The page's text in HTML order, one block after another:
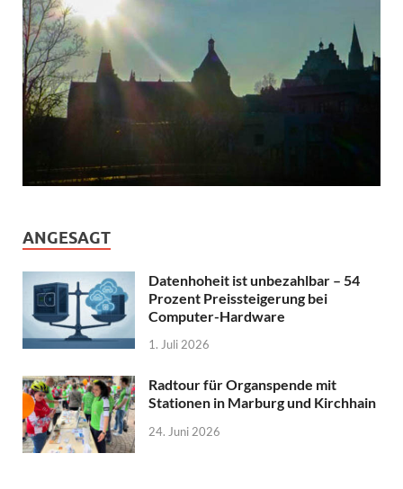
ANGESAGT
Datenhoheit ist unbezahlbar – 54
Prozent Preissteigerung bei
Computer-Hardware
1. Juli 2026
Radtour für Organspende mit
Stationen in Marburg und Kirchhain
24. Juni 2026